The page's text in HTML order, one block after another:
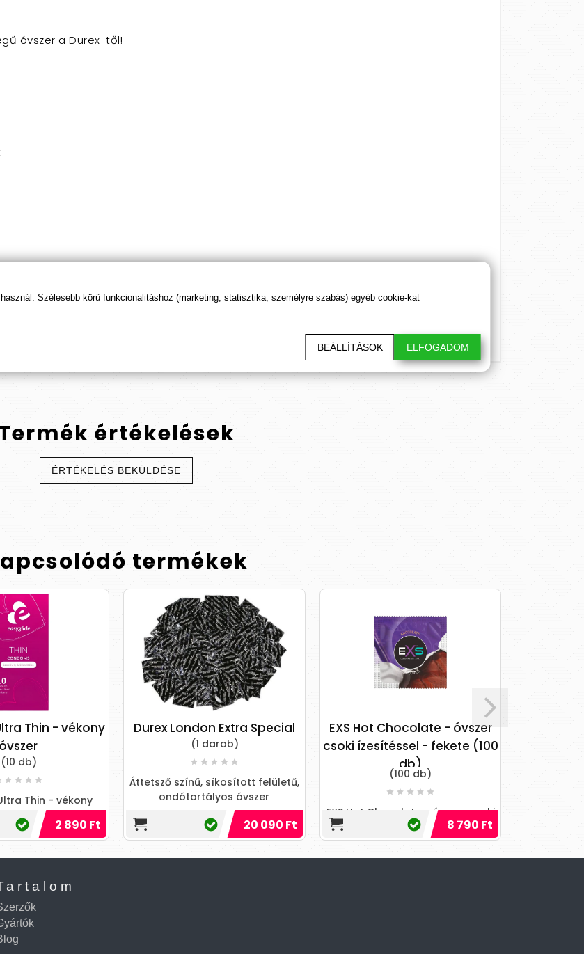
óvszer a Durex-től!
értékelések
ÉRTÉKELÉS BEKÜLDÉSE
termékek
Thin - vékony
óvszer
(10 db)
Thin - vékony
óvszer
2 890 Ft
Durex London Extra Special
(1 darab)
Áttetsző színű, síkosított felületű,
ondótartályos óvszer
20 090 Ft
EXS Hot Chocolate - óvszer
csoki ízesítéssel - fekete (100
db)
(100 db)
EXS Hot Chocolate - óvszer csoki
ízesítéssel - fekete (100 db)
8 790 Ft
Szélesebb körű funkcionalitáshoz (marketing, statisztika, személyre szabás) egyéb cookie-kat
BEÁLLÍTÁSOK ELFOGADOM